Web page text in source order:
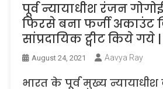
पूर्व न्यायाधीश रंजन
फिरसे बना फर्जी अकाउंट
सांप्रदायिक ट्वीट किये गये |
August 24, 2021 Aavya Ray
भारत के पूर्व मुख्य न्यायाधीश